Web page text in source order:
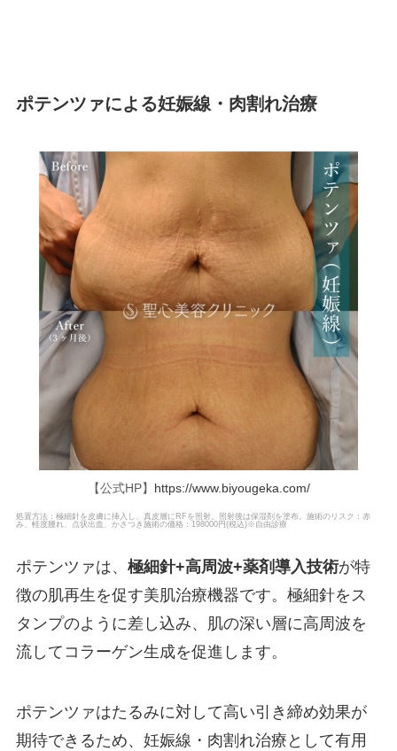
ポテンツァによる妊娠線・肉割れ治療
【公式HP】 https://www.biyougeka.com/
処置方法：極細針を皮膚に挿入し、真皮層にRFを照射。照射後は保湿剤を塗布。施術のリスク：赤
み、軽度腫れ、点状出血、かさつき施術の価格：198000円(税込)※自由診療
ポテンツァは、 極細針+高周波+薬剤導入技術が特
徴の肌再生を促す美肌治療機器です。極細針をス
タンプのように差し込み、肌の深い層に高周波を
流してコラーゲン生成を促進します。
ポテンツァはたるみに対して高い引き締め効果が
期待できるため、妊娠線・肉割れ治療として有用